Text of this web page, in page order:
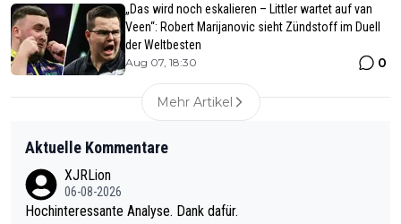
„Das wird noch eskalieren – Littler wartet auf van
Veen“: Robert Marijanovic sieht Zündstoff im Duell
der Weltbesten
Aug 07, 18:30 0
Mehr Artikel
Aktuelle Kommentare
XJRLion
06-08-2026
Hochinteressante Analyse. Dank dafür.